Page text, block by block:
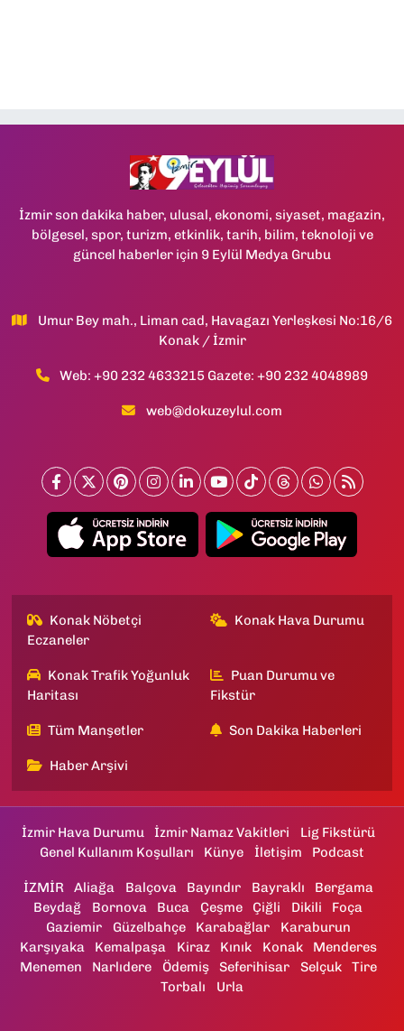
İzmir son dakika haber, ulusal, ekonomi, siyaset, magazin,
bölgesel, spor, turizm, etkinlik, tarih, bilim, teknoloji ve
güncel haberler için 9 Eylül Medya Grubu
Umur Bey mah., Liman cad, Havagazı Yerleşkesi No:16/6
Konak / İzmir
Web: +90 232 4633215 Gazete: +90 232 4048989
web@dokuzeylul.com
Konak Nöbetçi
Eczaneler
Konak Hava Durumu
Konak Trafik Yoğunluk
Haritası
Puan Durumu ve
Fikstür
Tüm Manşetler Son Dakika Haberleri
Haber Arşivi
İzmir Hava Durumu İzmir Namaz Vakitleri
Lig Fikstürü
Genel Kullanım Koşulları
Künye İletişim Podcast
İZMİR Aliağa Balçova Bayındır Bayraklı
Bergama
Beydağ
Bornova Buca Çeşme Çiğli Dikili
Foça
Gaziemir
Güzelbahçe Karabağlar
Karaburun
Karşıyaka
Kemalpaşa Kiraz Kınık Konak
Menderes
Menemen
Narlıdere Ödemiş Seferihisar Selçuk
Tire
Torbalı
Urla